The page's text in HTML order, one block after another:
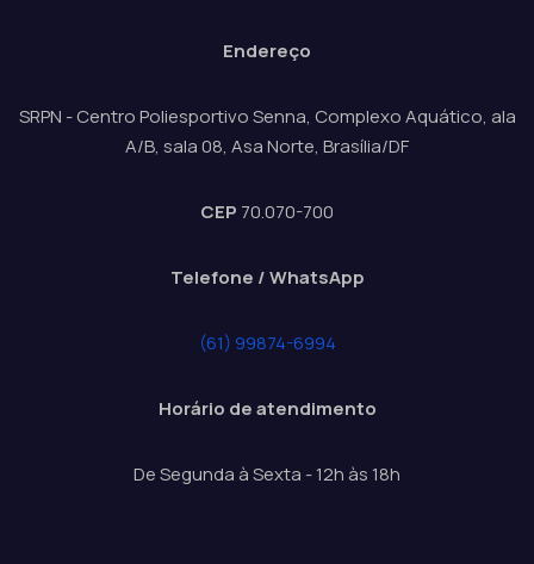
Endereço
SRPN - Centro Poliesportivo Senna, Complexo Aquático, ala
A/B, sala 08, Asa Norte, Brasília/DF
CEP 70.070-700
Telefone / WhatsApp
(61) 99874-6994
Horário de atendimento
De Segunda à Sexta - 12h às 18h